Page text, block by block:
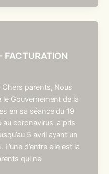
FACTURATION
parents, Nous
Gouvernement de la
en sa séance du 19
au coronavirus, a pris
5 avril ayant un
d’entre elle est la
qui ne